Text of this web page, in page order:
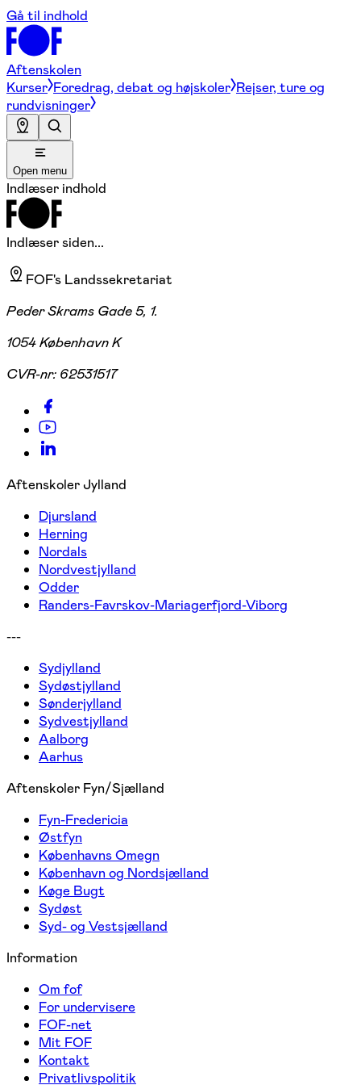
Gå til indhold
Aftenskolen
Kurser Foredrag, debat og højskoler Rejser, ture og
rundvisninger
Open menu
Indlæser indhold
Indlæser siden...
FOF's Landssekretariat
Peder Skrams Gade 5, 1.
1054 København K
CVR-nr: 62531517
Aftenskoler Jylland
Djursland
Herning
Nordals
Nordvestjylland
Odder
Randers-Favrskov-Mariagerfjord-Viborg
---
Sydjylland
Sydøstjylland
Sønderjylland
Sydvestjylland
Aalborg
Aarhus
Aftenskoler Fyn/Sjælland
Fyn-Fredericia
Østfyn
Københavns Omegn
København og Nordsjælland
Køge Bugt
Sydøst
Syd- og Vestsjælland
Information
Om fof
For undervisere
FOF-net
Mit FOF
Kontakt
Privatlivspolitik